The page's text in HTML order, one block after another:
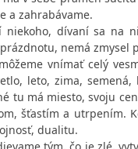
a zahrabávame.
niekoho, dívaní sa na
nemá
vnímať celý
leto, zima,
tu má miesto, svoju
šťastím a utrpením.
dualitu.